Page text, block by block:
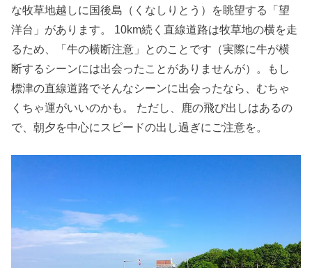
な牧草地越しに国後島（くなしりとう）を眺望する「望
洋台」があります。 10km続く直線道路は牧草地の横を走
るため、「牛の横断注意」とのことです（実際に牛が横
断するシーンには出会ったことがありませんが）。もし
標津の直線道路でそんなシーンに出会ったなら、むちゃ
くちゃ運がいいのかも。 ただし、鹿の飛び出しはあるの
で、朝夕を中心にスピードの出し過ぎにご注意を。